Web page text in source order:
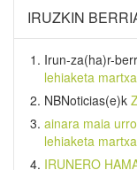
IRUZKIN
Irun-za(ha)r-
lehiaketa
NBNoticias(e)k
ainara maia
lehiaketa
IRUNERO